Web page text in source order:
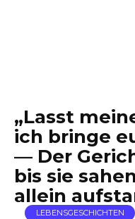
„Lasst
ich bringe
— Der
bis sie
allein
LEBENSGESCHICHTEN